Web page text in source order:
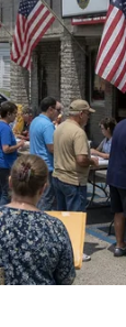
Đức Chung
Thị Hoa và
bố danh
Nam dự